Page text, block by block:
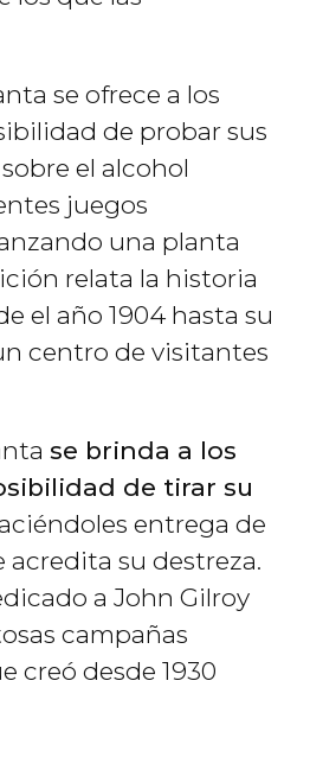
se ofrece a los
de probar sus
el alcohol
juegos
una planta
relata la historia
el año 1904 hasta su
centro de visitantes
se brinda a los
de tirar su
entrega de
su destreza.
a John Gilroy
campañas
creó desde 1930